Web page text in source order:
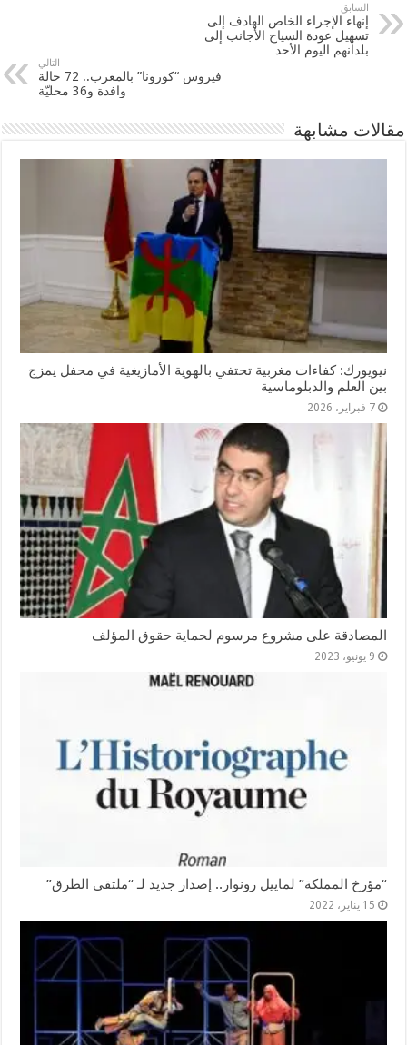
السابق
إنهاء الإجراء الخاص الهادف إلى
تسهيل عودة السياح الأجانب إلى
بلدانهم اليوم الأحد
التالي
فيروس “كورونا” بالمغرب.. 72 حالة
وافدة و36 محليّة
مقالات مشابهة
نيويورك: كفاءات مغربية تحتفي بالهوية الأمازيغية في محفل يمزج
بين العلم والدبلوماسية
7 فبراير، 2026
المصادقة على مشروع مرسوم لحماية حقوق المؤلف
9 يونيو، 2023
“مؤرخ المملكة” لماييل رونوار.. إصدار جديد لـ “ملتقى الطرق”
15 يناير، 2022